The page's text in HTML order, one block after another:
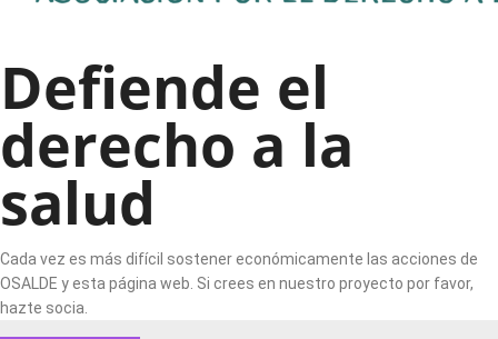
Defiende el
derecho a la
salud
Cada vez es más difícil sostener económicamente las acciones de
OSALDE y esta página web. Si crees en nuestro proyecto por favor,
hazte socia.